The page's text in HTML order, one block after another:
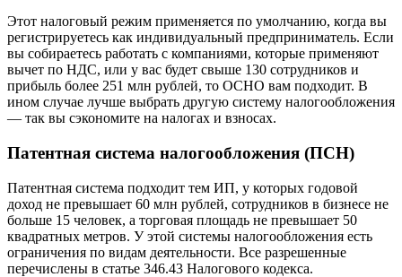
Этот налоговый режим применяется по умолчанию, когда вы
регистрируетесь как индивидуальный предприниматель. Если
вы собираетесь работать с компаниями, которые применяют
вычет по НДС, или у вас будет свыше 130 сотрудников и
прибыль более 251 млн рублей, то ОСНО вам подходит. В
ином случае лучше выбрать другую систему налогообложения
— так вы сэкономите на налогах и взносах.
Патентная система налогообложения (ПСН)
Патентная система подходит тем ИП, у которых годовой
доход не превышает 60 млн рублей, сотрудников в бизнесе не
больше 15 человек, а торговая площадь не превышает 50
квадратных метров. У этой системы налогообложения есть
ограничения по видам деятельности. Все разрешенные
перечислены в статье 346.43 Налогового кодекса.